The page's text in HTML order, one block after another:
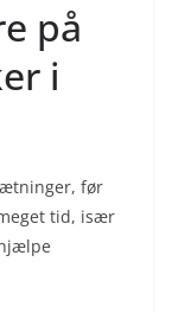
på
i
før
tid, især